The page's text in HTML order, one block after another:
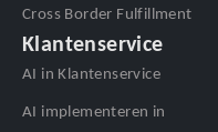
Cross Border Fulfillment
Klantenservice
AI in Klantenservice
AI implementeren in